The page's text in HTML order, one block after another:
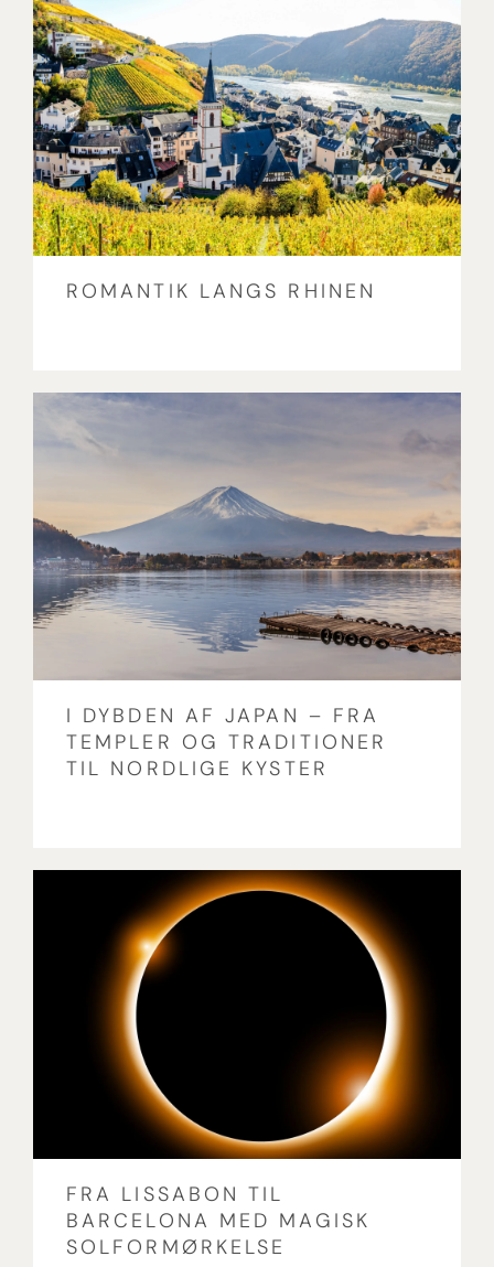
ROMANTIK LANGS RHINEN
I DYBDEN AF JAPAN – FRA
TEMPLER OG TRADITIONER
TIL NORDLIGE KYSTER
FRA LISSABON TIL
BARCELONA MED MAGISK
SOLFORMØRKELSE